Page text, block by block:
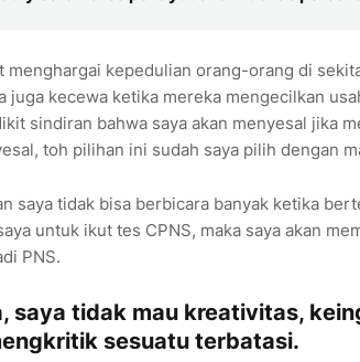
menghargai kepedulian orang-orang di
juga kecewa ketika mereka mengecilkan
sindiran bahwa saya akan menyesal jika
toh pilihan ini sudah saya pilih dengan
saya tidak bisa berbicara banyak ketika
untuk ikut tes CPNS, maka saya akan
PNS.
saya tidak mau kreativitas,
sesuatu terbatasi.